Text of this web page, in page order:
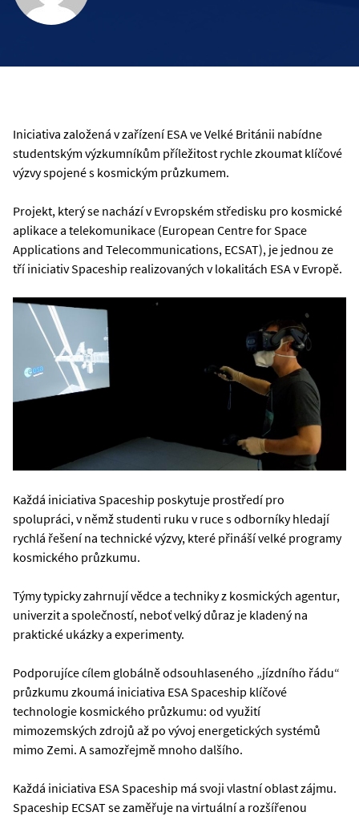
Iniciativa založená v zařízení ESA ve Velké Británii nabídne
studentským výzkumníkům příležitost rychle zkoumat klíčové
výzvy spojené s kosmickým průzkumem.
Projekt, který se nachází v Evropském středisku pro kosmické
aplikace a telekomunikace (European Centre for Space
Applications and Telecommunications, ECSAT), je jednou ze
tří iniciativ Spaceship realizovaných v lokalitách ESA v Evropě.
Každá iniciativa Spaceship poskytuje prostředí pro
spolupráci, v němž studenti ruku v ruce s odborníky hledají
rychlá řešení na technické výzvy, které přináší velké programy
kosmického průzkumu.
Týmy typicky zahrnují vědce a techniky z kosmických agentur,
univerzit a společností, neboť velký důraz je kladený na
praktické ukázky a experimenty.
Podporujíce cílem globálně odsouhlaseného „jízdního řádu“
průzkumu zkoumá iniciativa ESA Spaceship klíčové
technologie kosmického průzkumu: od využití
mimozemských zdrojů až po vývoj energetických systémů
mimo Zemi. A samozřejmě mnoho dalšího.
Každá iniciativa ESA Spaceship má svoji vlastní oblast zájmu.
Spaceship ECSAT se zaměřuje na virtuální a rozšířenou